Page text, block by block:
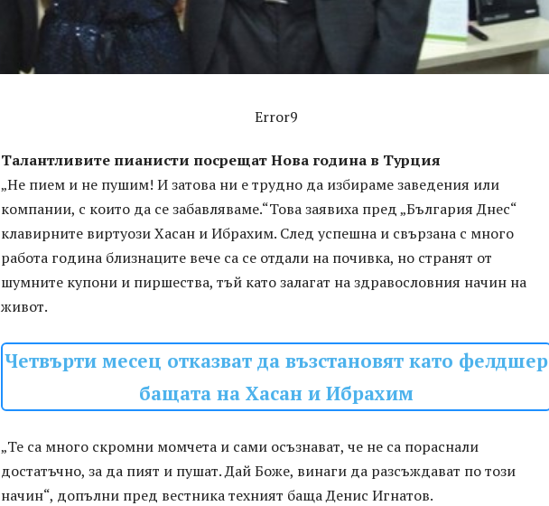
Error9
Талантливите пианисти посрещат Нова година в Турция
„Не пием и не пушим! И затова ни е трудно да избираме заведения или
компании, с които да се забавляваме.“Това заявиха пред „България Днес“
клавирните виртуози Хасан и Ибрахим. След успешна и свързана с много
работа година близнаците вече са се отдали на почивка, но странят от
шумните купони и пиршества, тъй като залагат на здравословния начин на
живот.
Четвърти месец отказват да възстановят като фелдшер
бащата на Хасан и Ибрахим
„Те са много скромни момчета и сами осъзнават, че не са пораснали
достатъчно, за да пият и пушат. Дай Боже, винаги да разсъждават по този
начин“, допълни пред вестника техният баща Денис Игнатов.